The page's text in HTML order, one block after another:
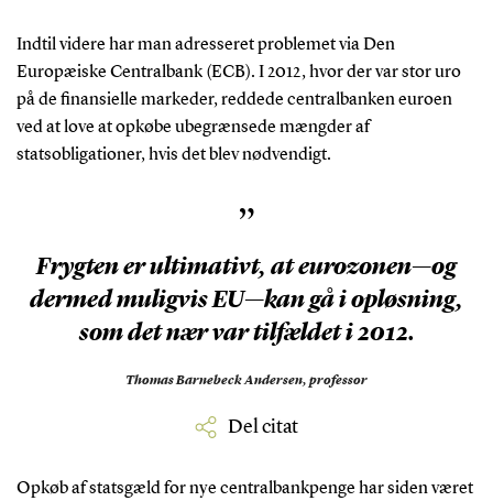
Indtil videre har man adresseret problemet via Den
Europæiske Centralbank (ECB). I 2012, hvor der var stor uro
på de finansielle markeder, reddede centralbanken euroen
ved at love at opkøbe ubegrænsede mængder af
statsobligationer, hvis det blev nødvendigt.
”
Frygten er ultimativt, at eurozonen—og
dermed muligvis EU—kan gå i opløsning,
som det nær var tilfældet i 2012.
Thomas Barnebeck Andersen, professor
Del citat
Opkøb af statsgæld for nye centralbankpenge har siden været